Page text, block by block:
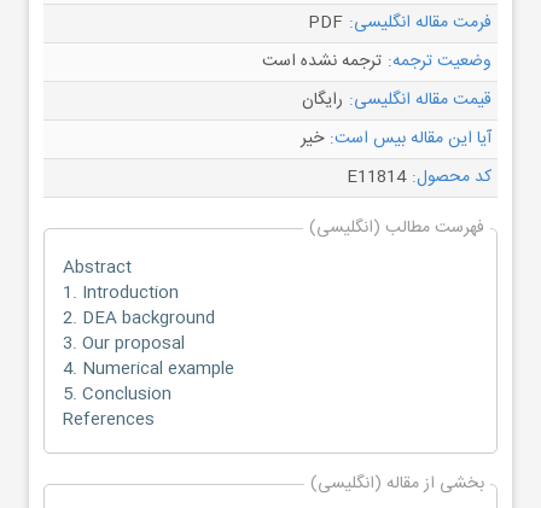
فرمت مقاله انگلیسی: PDF
وضعیت ترجمه: ترجمه نشده است
قیمت مقاله انگلیسی: رایگان
آیا این مقاله بیس است: خیر
کد محصول: E11814
فهرست مطالب (انگلیسی)
Abstract
1. Introduction
2. DEA background
3. Our proposal
4. Numerical example
5. Conclusion
References
بخشی از مقاله (انگلیسی)